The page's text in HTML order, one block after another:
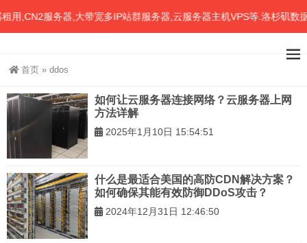
,CN2服务器,大带宽多IP站群服务器,云服务器主机VPS等.洛杉矶数
首页 » ddos
如何让云服务器连接网络？云服务器上网
方法详解
2025年1月10日 15:54:51
什么是最适合美国的高防CDN解决方案？
如何确保其能有效防御DDoS攻击？
2024年12月31日 12:46:50